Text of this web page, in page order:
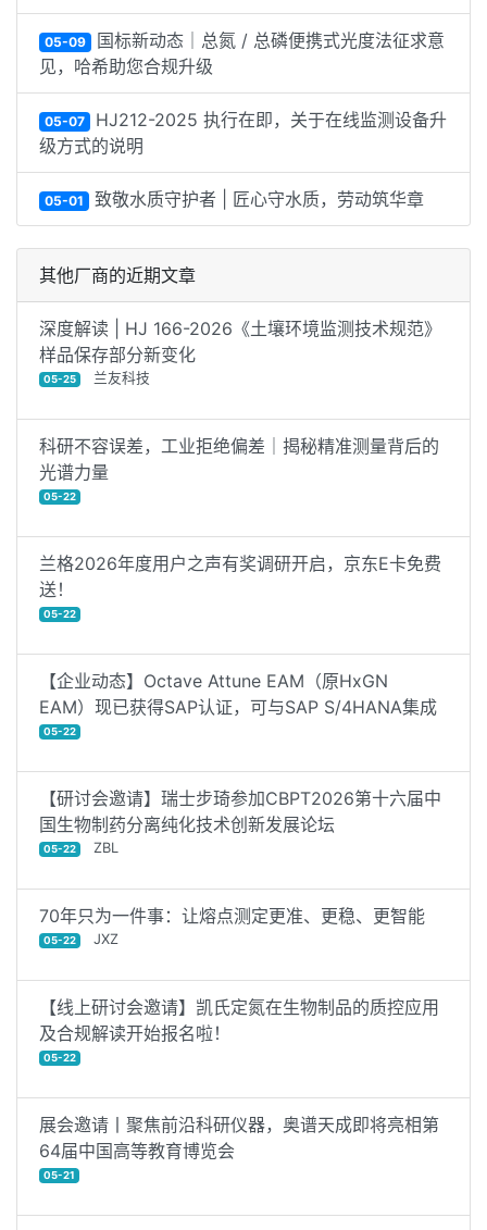
05-09 国标新动态｜总氮 / 总磷便携式光度法征求意
见，哈希助您合规升级
05-07 HJ212-2025 执行在即，关于在线监测设备升
级方式的说明
05-01 致敬水质守护者 | 匠心守水质，劳动筑华章
其他厂商的近期文章
深度解读 | HJ 166-2026《土壤环境监测技术规范》
样品保存部分新变化
05-25 兰友科技
科研不容误差，工业拒绝偏差｜揭秘精准测量背后的
光谱力量
05-22
兰格2026年度用户之声有奖调研开启，京东E卡免费
送！
05-22
【企业动态】Octave Attune EAM（原HxGN
EAM）现已获得SAP认证，可与SAP S/4HANA集成
05-22
【研讨会邀请】瑞士步琦参加CBPT2026第十六届中
国生物制药分离纯化技术创新发展论坛
05-22 ZBL
70年只为一件事：让熔点测定更准、更稳、更智能
05-22 JXZ
【线上研讨会邀请】凯氏定氮在生物制品的质控应用
及合规解读开始报名啦！
05-22
展会邀请丨聚焦前沿科研仪器，奥谱天成即将亮相第
64届中国高等教育博览会
05-21